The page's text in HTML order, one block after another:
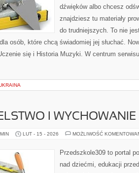
dźwięków albo chcesz
znajdziesz tu materiały
do trudniejszych. To nie
osób, które chcą świadomiej jej słuchać.
się i Historia Muzyki. W centrum
I WYCHOWANIE
LUT - 15 - 2026 MOŻLIWOŚĆ
Przedszkole309 to portal
nad dziećmi, edukacji